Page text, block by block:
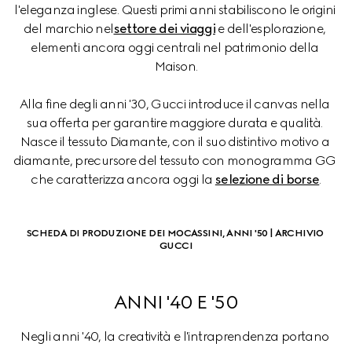
l'eleganza inglese. Questi primi anni stabiliscono le origini
del marchio nelsettore dei viaggi e dell'esplorazione,
elementi ancora oggi centrali nel patrimonio della
Maison.
Alla fine degli anni '30, Gucci introduce il canvas nella
sua offerta per garantire maggiore durata e qualità.
Nasce il tessuto Diamante, con il suo distintivo motivo a
diamante, precursore del tessuto con monogramma GG
che caratterizza ancora oggi la selezione di borse.
SCHEDA DI PRODUZIONE DEI MOCASSINI, ANNI '50 | ARCHIVIO
GUCCI
ANNI '40 E '50
Negli anni '40, la creatività e l'intraprendenza portano